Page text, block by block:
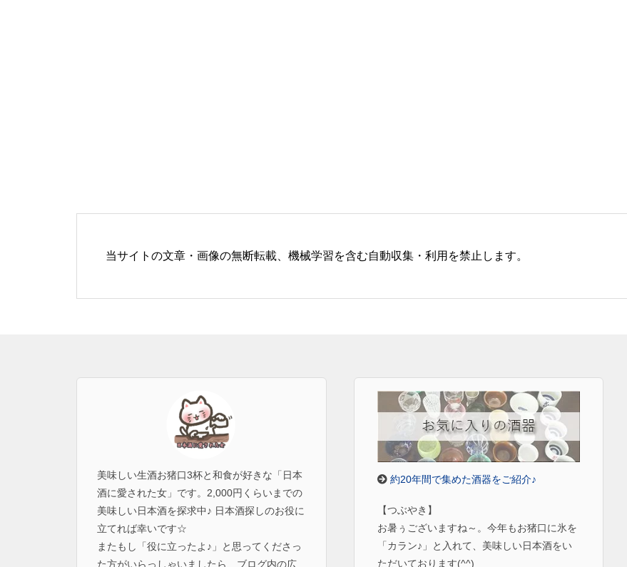
当サイトの文章・画像の無断転載、機械学習を含む自動収集・利用を禁止します。
美味しい生酒お猪口3杯と和食が好きな「日本
酒に愛された女」です。2,000円くらいまでの
美味しい日本酒を探求中♪ 日本酒探しのお役に
立てれば幸いです☆
またもし「役に立ったよ♪」と思ってくださっ
た方がいらっしゃいましたら、ブログ内の広
約20年間で集めた酒器をご紹介♪
【つぶやき】
お暑ぅございますね～。今年もお猪口に氷を
「カラン♪」と入れて、美味しい日本酒をい
ただいております(^^)